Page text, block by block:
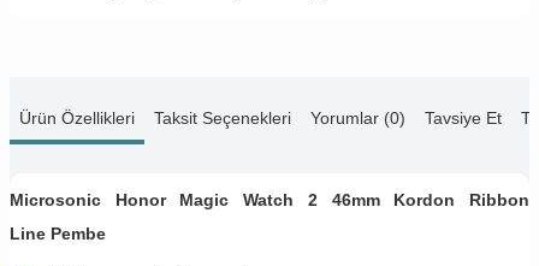
Ürün Özellikleri Taksit Seçenekleri Yorumlar (0) Tavsiye Et
Microsonic Honor Magic Watch 2 46mm Kordon Ribbon
Line Pembe